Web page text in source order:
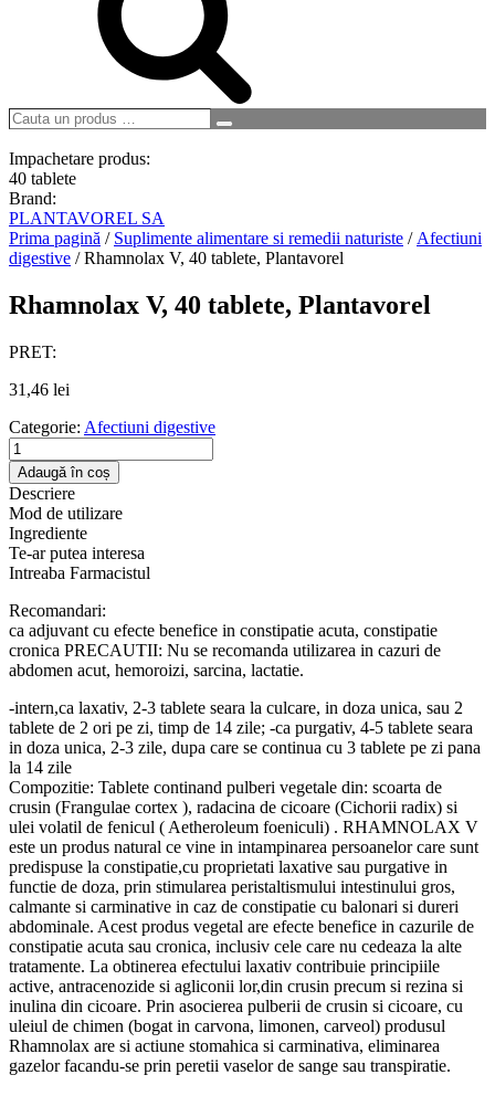
Cauta
produs
…
Search
Impachetare produs:
40 tablete
Brand:
PLANTAVOREL SA
Prima pagină / Suplimente alimentare si remedii naturiste / Afectiuni
digestive / Rhamnolax V, 40 tablete, Plantavorel
Rhamnolax V, 40 tablete, Plantavorel
PRET:
31,46 lei
Categorie: Afectiuni digestive
Cantitate
Rhamnolax
V,
40
tablete,
Plantavorel
Adaugă în coș
Descriere
Mod de utilizare
Ingrediente
Te-ar putea interesa
Intreaba Farmacistul
Recomandari:
ca adjuvant cu efecte benefice in constipatie acuta, constipatie
cronica PRECAUTII: Nu se recomanda utilizarea in cazuri de
abdomen acut, hemoroizi, sarcina, lactatie.
-intern,ca laxativ, 2-3 tablete seara la culcare, in doza unica, sau 2
tablete de 2 ori pe zi, timp de 14 zile; -ca purgativ, 4-5 tablete seara
in doza unica, 2-3 zile, dupa care se continua cu 3 tablete pe zi pana
la 14 zile
Compozitie: Tablete continand pulberi vegetale din: scoarta de
crusin (Frangulae cortex ), radacina de cicoare (Cichorii radix) si
ulei volatil de fenicul ( Aetheroleum foeniculi) . RHAMNOLAX V
este un produs natural ce vine in intampinarea persoanelor care sunt
predispuse la constipatie,cu proprietati laxative sau purgative in
functie de doza, prin stimularea peristaltismului intestinului gros,
calmante si carminative in caz de constipatie cu balonari si dureri
abdominale. Acest produs vegetal are efecte benefice in cazurile de
constipatie acuta sau cronica, inclusiv cele care nu cedeaza la alte
tratamente. La obtinerea efectului laxativ contribuie principiile
active, antracenozide si agliconii lor,din crusin precum si rezina si
inulina din cicoare. Prin asocierea pulberii de crusin si cicoare, cu
uleiul de chimen (bogat in carvona, limonen, carveol) produsul
Rhamnolax are si actiune stomahica si carminativa, eliminarea
gazelor facandu-se prin peretii vaselor de sange sau transpiratie.